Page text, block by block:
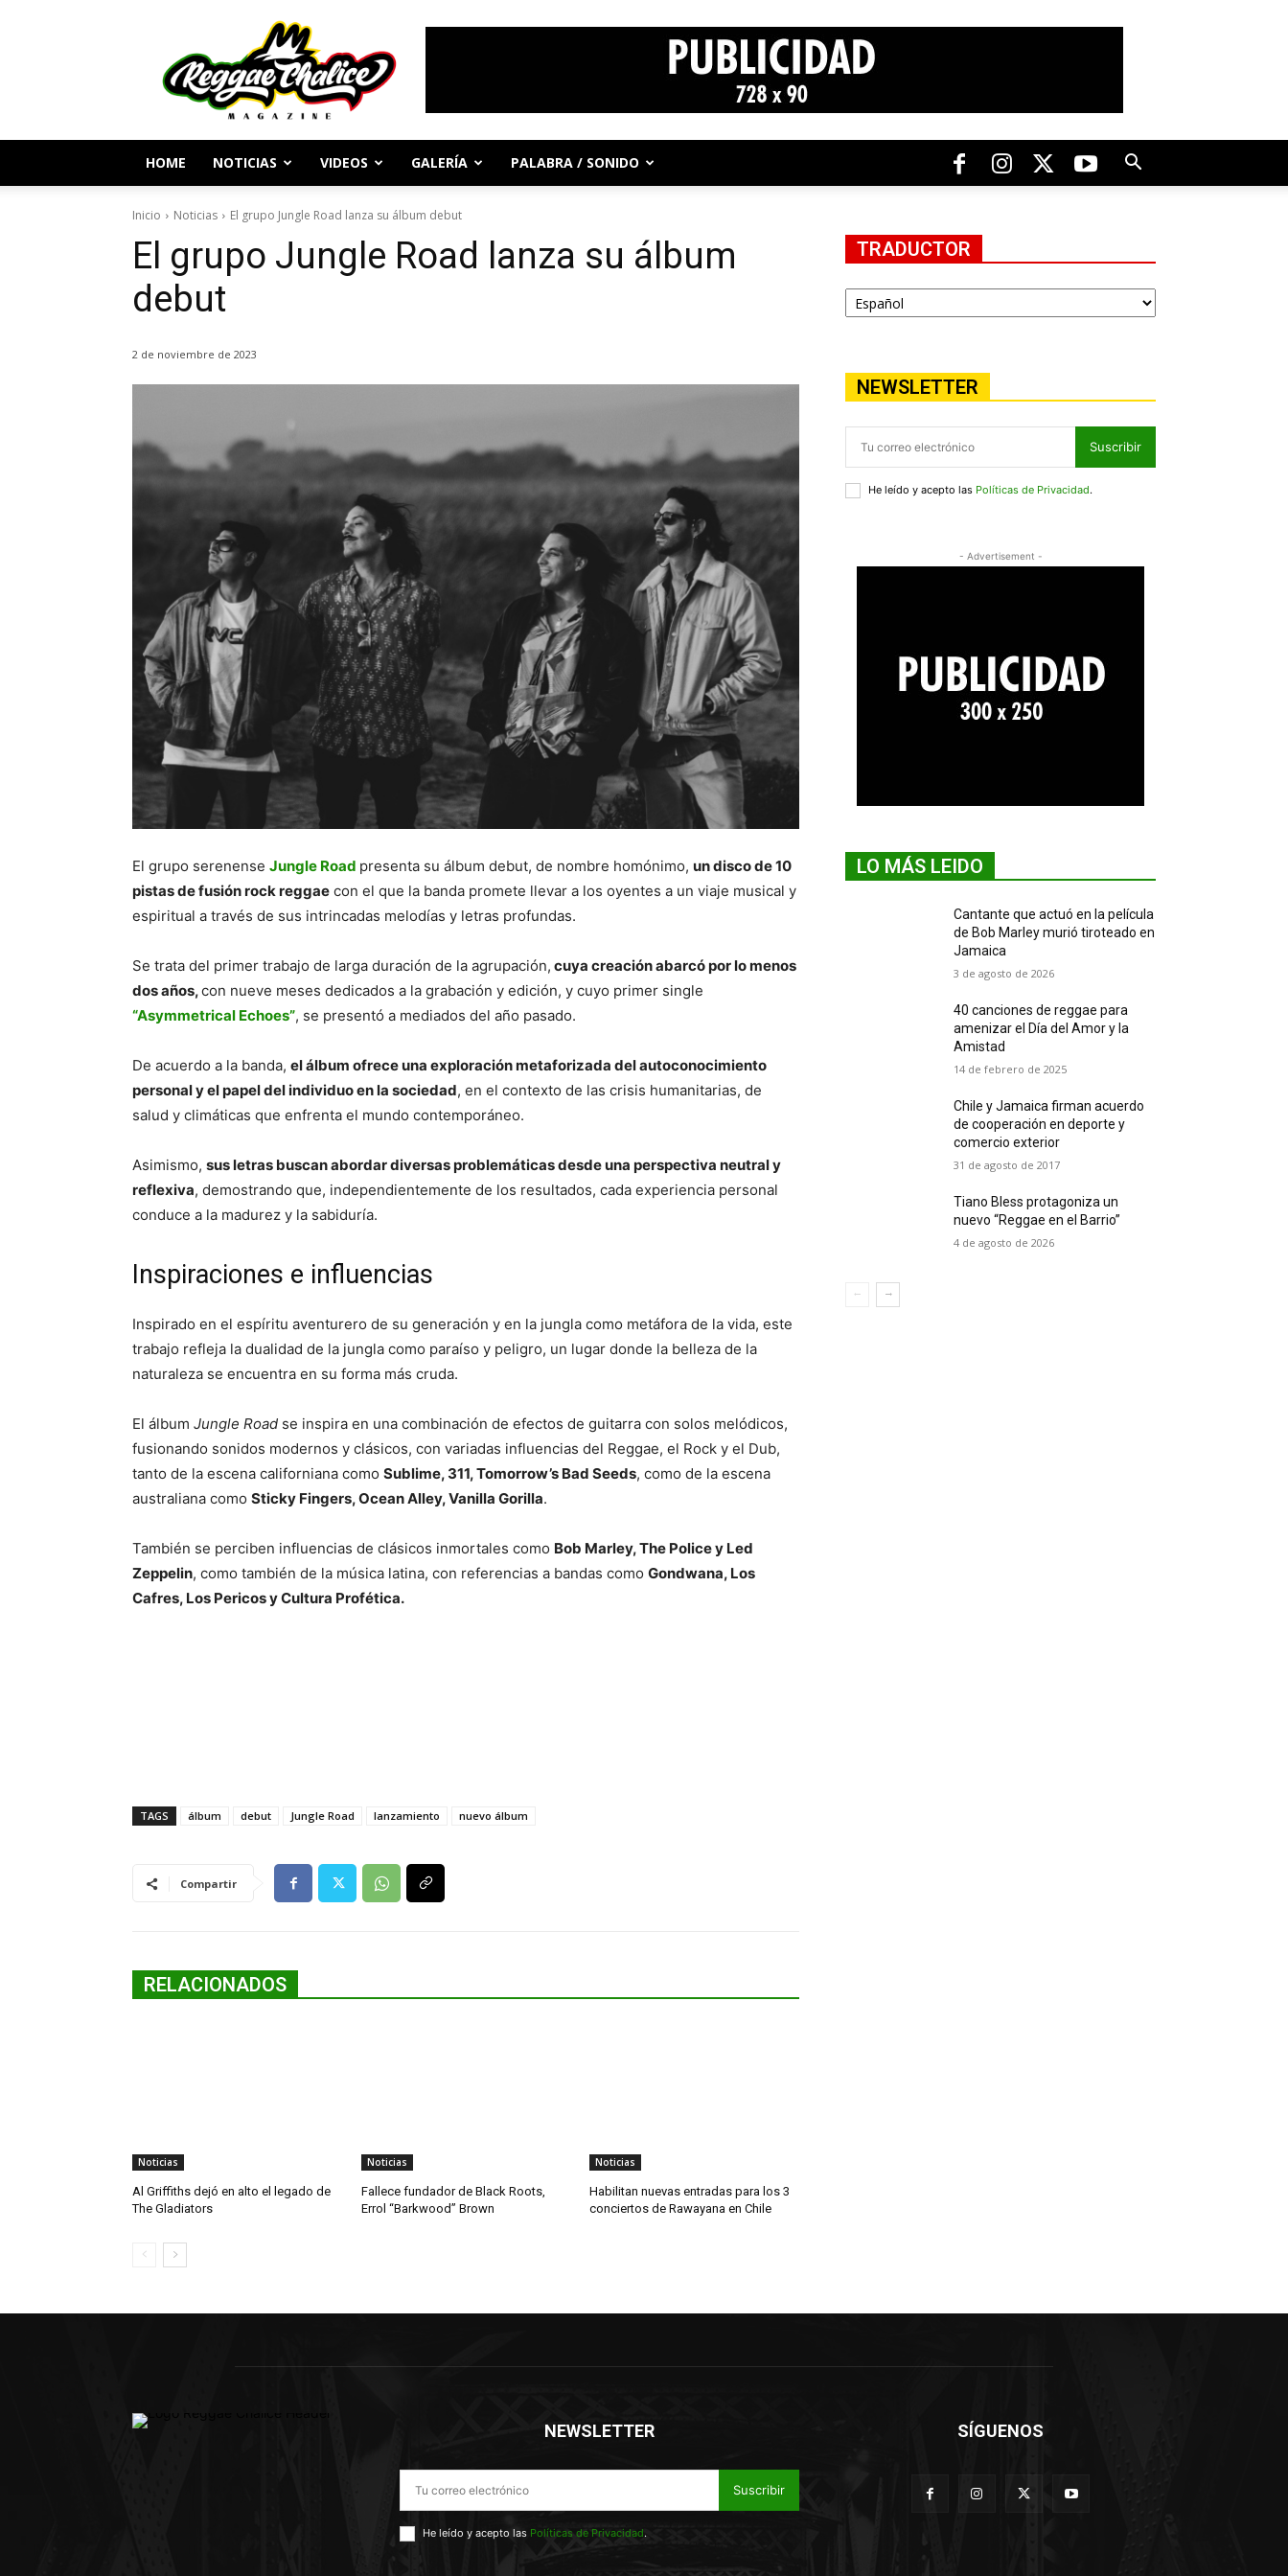
Periodismo
y
Cultura
Reggae
HOME NOTICIAS VIDEOS GALERÍA PALABRA / SONIDO
Inicio Noticias El grupo Jungle Road lanza su álbum debut
El grupo Jungle Road lanza su álbum
debut
2 de noviembre de 2023
El grupo serenense Jungle Road presenta su álbum debut, de nombre homónimo, un disco de 10
pistas de fusión rock reggae con el que la banda promete llevar a los oyentes a un viaje musical y
espiritual a través de sus intrincadas melodías y letras profundas.
Se trata del primer trabajo de larga duración de la agrupación, cuya creación abarcó por lo menos
dos años,con nueve meses dedicados a la grabación y edición, y cuyo primer single
“Asymmetrical Echoes”, se presentó a mediados del año pasado.
De acuerdo a la banda, el álbum ofrece una exploración metaforizada del autoconocimiento
personal y el papel del individuo en la sociedad, en el contexto de las crisis humanitarias, de
salud y climáticas que enfrenta el mundo contemporáneo.
Asimismo, sus letras buscan abordar diversas problemáticas desde una perspectiva neutral y
reflexiva, demostrando que, independientemente de los resultados, cada experiencia personal
conduce a la madurez y la sabiduría.
Inspiraciones e influencias
Inspirado en el espíritu aventurero de su generación y en la jungla como metáfora de la vida, este
trabajo refleja la dualidad de la jungla como paraíso y peligro, un lugar donde la belleza de la
naturaleza se encuentra en su forma más cruda.
El álbum Jungle Road se inspira en una combinación de efectos de guitarra con solos melódicos,
fusionando sonidos modernos y clásicos, con variadas influencias del Reggae, el Rock y el Dub,
tanto de la escena californiana como Sublime, 311, Tomorrow’s Bad Seeds, como de la escena
australiana como Sticky Fingers, Ocean Alley, Vanilla Gorilla.
También se perciben influencias de clásicos inmortales como Bob Marley, The Police y Led
Zeppelin, como también de la música latina, con referencias a bandas como Gondwana, Los
Cafres, Los Pericos y Cultura Profética.
TAGS álbum debut Jungle Road lanzamiento nuevo álbum
Compartir
RELACIONADOS
Noticias
Al Griffiths dejó en alto el legado de
The Gladiators
Noticias
Fallece fundador de Black Roots,
Errol “Barkwood” Brown
Noticias
Habilitan nuevas entradas para los 3
conciertos de Rawayana en Chile
TRADUCTOR
NEWSLETTER
Suscribir
He leído y acepto las Políticas de Privacidad.
- Advertisement -
LO MÁS LEIDO
Cantante que actuó en la película
de Bob Marley murió tiroteado en
Jamaica
3 de agosto de 2026
40 canciones de reggae para
amenizar el Día del Amor y la
Amistad
14 de febrero de 2025
Chile y Jamaica firman acuerdo
de cooperación en deporte y
comercio exterior
31 de agosto de 2017
Tiano Bless protagoniza un
nuevo “Reggae en el Barrio”
4 de agosto de 2026
NEWSLETTER
Suscribir
He leído y acepto las Políticas de Privacidad.
SÍGUENOS